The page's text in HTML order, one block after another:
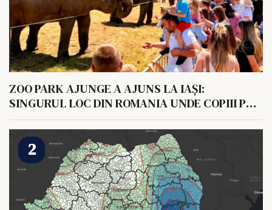
ZOO PARK AJUNGE A AJUNS LA IAȘI:
SINGURUL LOC DIN ROMANIA UNDE COPIII POT
HRANI UN ELEFANT